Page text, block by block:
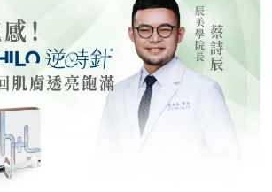
line臉書粉專｜https://follow-
起來｜https://follow-
ID｜Dr_followheart